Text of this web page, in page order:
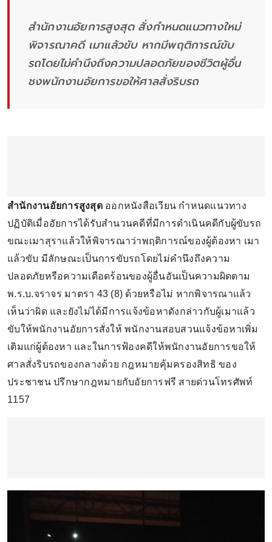
สำนักงานอัยการสูงสุด สั่งกำหนดแนวทางใหม่
พิจารณาคดี เมาแล้วขับ หากมีพฤติการณ์ขับ
รถโดยไม่คำนึงถึงความปลอดภัยของชีวิตผู้อื่น
ชงพนักงานอัยการขอให้ศาลสั่งริบรถ
สำนักงานอัยการสูงสุด ออกหนังสือเวียน กำหนดแนวทาง
ปฏิบัติเมื่ออัยการได้รับสำนวนคดีที่มีการดำเนินคดีกับผู้ขับรถ
ขณะเมาสุราแล้วให้พิจารณาว่าพฤติการณ์ของผู้ต้องหา เมา
แล้วขับ มีลักษณะเป็นการขับรถโดยไม่คำนึงถึงความ
ปลอดภัยหรือความเดือดร้อนของผู้อื่นอันเป็นความผิดตาม
พ.ร.บ.จราจร มาตรา 43 (8) ด้วยหรือไม่ หากพิจารณาแล้ว
เห็นว่าผิด และยังไม่ได้มีการแจ้งข้อหาดังกล่าวกับผู้เมาแล้ว
ขับให้พนักงานอัยการสั่งให้ พนักงานสอบสวนแจ้งข้อหาเพิ่ม
เติมแก่ผู้ต้องหา และในการฟ้องคดีให้พนักงานอัยการขอให้
ศาลสั่งริบรถของกลางด้วย กฎหมายคุ้มครองสิทธิ ของ
ประชาชน ปรึกษากฎหมายกับอัยการฟรี สายด่วนโทรศัพท์
1157